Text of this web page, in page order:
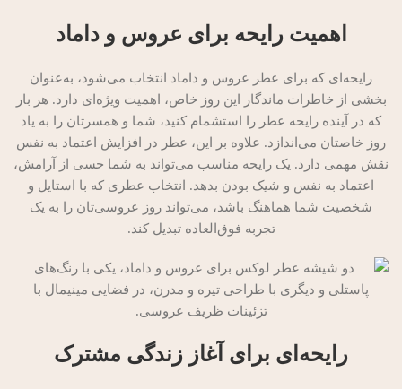
اهمیت رایحه برای عروس و داماد
رایحه‌ای که برای عطر عروس و داماد انتخاب می‌شود، به‌عنوان
بخشی از خاطرات ماندگار این روز خاص، اهمیت ویژه‌ای دارد. هر بار
که در آینده رایحه عطر را استشمام کنید، شما و همسرتان را به یاد
روز خاصتان می‌اندازد. علاوه بر این، عطر در افزایش اعتماد به نفس
نقش مهمی دارد. یک رایحه مناسب می‌تواند به شما حسی از آرامش،
اعتماد به نفس و شیک بودن بدهد. انتخاب عطری که با استایل و
شخصیت شما هماهنگ باشد، می‌تواند روز عروسی‌تان را به یک
تجربه فوق‌العاده تبدیل کند.
رایحه‌ای برای آغاز زندگی مشترک